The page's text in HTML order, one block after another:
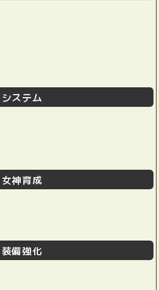
システム
女神育成
装備強化